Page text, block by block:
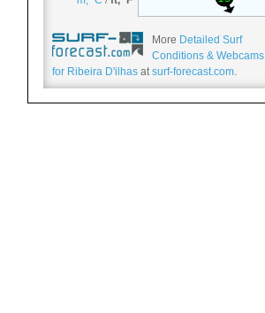
More Detailed Surf
Conditions & Webcams
for Ribeira D'ilhas at surf-forecast.com.